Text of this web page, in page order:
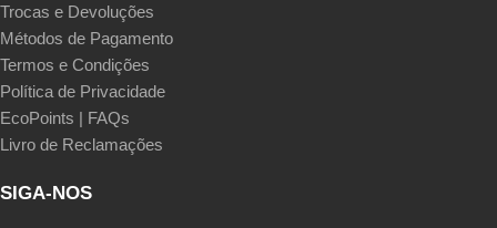
Trocas e Devoluções
Métodos de Pagamento
Termos e Condições
Política de Privacidade
EcoPoints | FAQs
Livro de Reclamações
SIGA-NOS